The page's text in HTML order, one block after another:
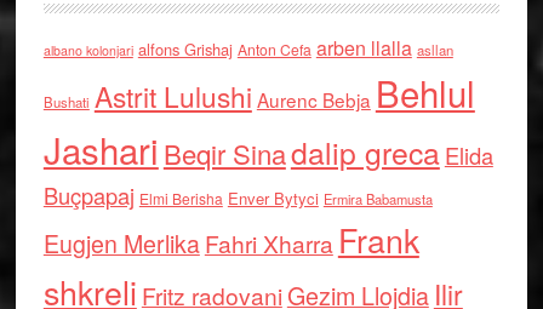
albano kolonjari alfons Grishaj Anton Cefa arben llalla asllan
Bushati Astrit Lulushi Aurenc Bebja Behlul
Jashari Beqir Sinadalip grecaElida
Buçpapaj Elmi Berisha Enver Bytyci Ermira Babamusta
Eugjen MerlikaFahri Xharra Frank
shkreli Fritz radovaniGezim Llojdia Ilir